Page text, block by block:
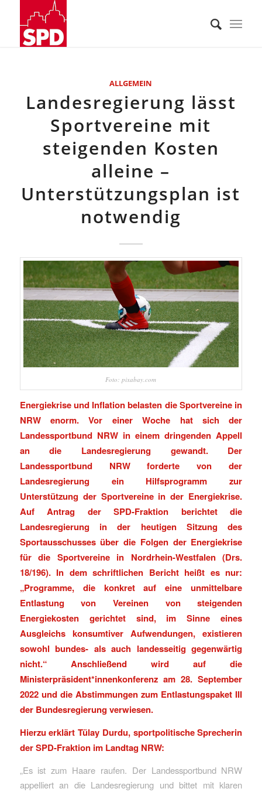
ALLGEMEIN
Landesregierung lässt
Sportvereine mit
steigenden Kosten
alleine –
Unterstützungsplan ist
notwendig
Foto: pixabay.com
Energiekrise und Inflation belasten die Sportvereine in
NRW enorm. Vor einer Woche hat sich der
Landessportbund NRW in einem dringenden Appell
an die Landesregierung gewandt. Der
Landessportbund NRW forderte von der
Landesregierung ein Hilfsprogramm zur
Unterstützung der Sportvereine in der Energiekrise.
Auf Antrag der SPD-Fraktion berichtet die
Landesregierung in der heutigen Sitzung des
Sportausschusses über die Folgen der Energiekrise
für die Sportvereine in Nordrhein-Westfalen (Drs.
18/196). In dem schriftlichen Bericht heißt es nur:
„Programme, die konkret auf eine unmittelbare
Entlastung von Vereinen von steigenden
Energiekosten gerichtet sind, im Sinne eines
Ausgleichs konsumtiver Aufwendungen, existieren
sowohl bundes- als auch landesseitig gegenwärtig
nicht.“ Anschließend wird auf die
Ministerpräsident*innenkonferenz am 28. September
2022 und die Abstimmungen zum Entlastungspaket III
der Bundesregierung verwiesen.
Hierzu erklärt Tülay Durdu, sportpolitische Sprecherin
der SPD-Fraktion im Landtag NRW:
„Es ist zum Haare raufen. Der Landessportbund NRW
appelliert an die Landesregierung und bittet mit klaren